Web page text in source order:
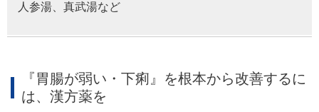
人参湯、真武湯など
『胃腸が弱い・下痢』を根本から改善するに
は、漢方薬を